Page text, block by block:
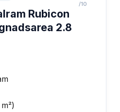
Rubicon
2.8
/10